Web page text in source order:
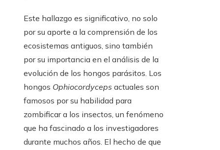
Este hallazgo es significativo, no solo
por su aporte a la comprensión de los
ecosistemas antiguos, sino también
por su importancia en el análisis de la
evolución de los hongos parásitos. Los
hongos Ophiocordyceps actuales son
famosos por su habilidad para
zombificar a los insectos, un fenómeno
que ha fascinado a los investigadores
durante muchos años. El hecho de que